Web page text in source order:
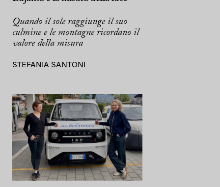
Quando il sole raggiunge il suo
culmine e le montagne ricordano il
valore della misura
STEFANIA SANTONI